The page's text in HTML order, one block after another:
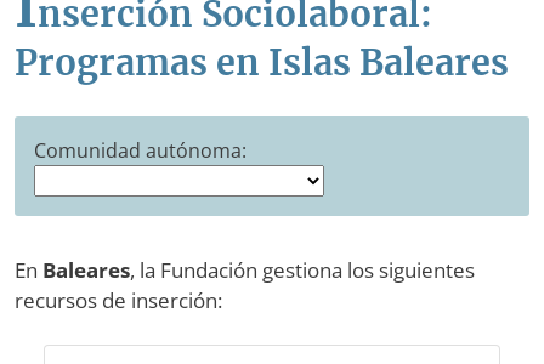
nserción Sociolaboral:
Programas en Islas Baleares
Comunidad autónoma:
En Baleares, la Fundación gestiona los siguientes
recursos de inserción: